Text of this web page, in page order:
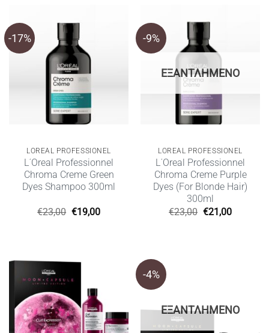
-17%
LOREAL PROFESSIONEL
L΄Oreal Professionnel
Chroma Creme Green
Dyes Shampoo 300ml
€23,00 Original
price
€19,00Η
-9%
ΕΞΑΝΤΛΗΜΈΝΟ
LOREAL PROFESSIONEL
L΄Oreal Professionnel
Chroma Creme Purple
Dyes (For Blonde Hair)
300ml
€23,00 Original
price
€21,00Η
-4%
ΕΞΑΝΤΛΗΜΈΝΟ